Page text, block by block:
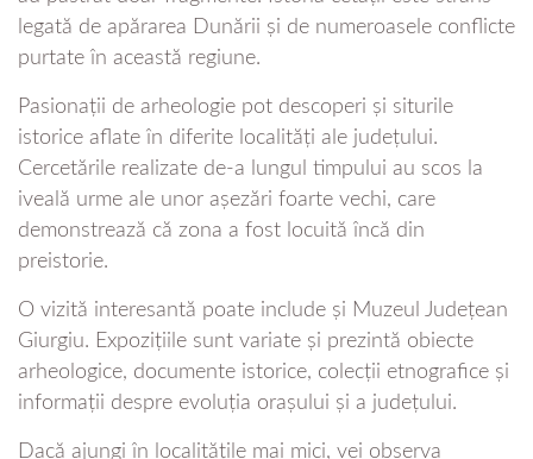
legată de apărarea Dunării și de numeroasele conflicte
purtate în această regiune.
Pasionații de arheologie pot descoperi și siturile
istorice aflate în diferite localități ale județului.
Cercetările realizate de-a lungul timpului au scos la
iveală urme ale unor așezări foarte vechi, care
demonstrează că zona a fost locuită încă din
preistorie.
O vizită interesantă poate include și Muzeul Județean
Giurgiu. Expozițiile sunt variate și prezintă obiecte
arheologice, documente istorice, colecții etnografice și
informații despre evoluția orașului și a județului.
Dacă ajungi în localitățile mai mici, vei observa